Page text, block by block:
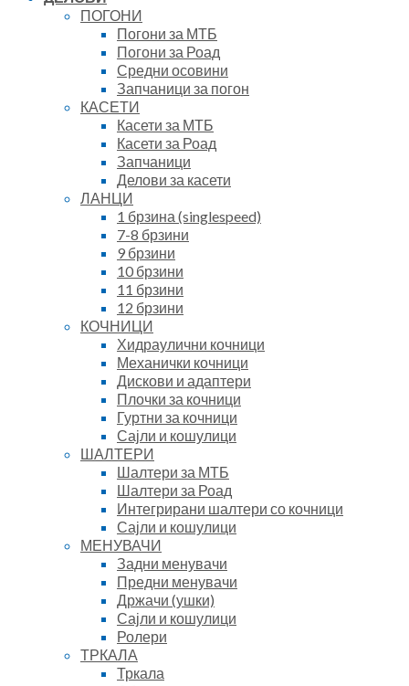
ПОГОНИ
Погони за МТБ
Погони за Роад
Средни осовини
Запчаници за погон
КАСЕТИ
Касети за МТБ
Касети за Роад
Запчаници
Делови за касети
ЛАНЦИ
1 брзина (singlespeed)
7-8 брзини
9 брзини
10 брзини
11 брзини
12 брзини
КОЧНИЦИ
Хидраулични кочници
Механички кочници
Дискови и адаптери
Плочки за кочници
Гуртни за кочници
Сајли и кошулици
ШАЛТЕРИ
Шалтери за МТБ
Шалтери за Роад
Интегрирани шалтери со кочници
Сајли и кошулици
МЕНУВАЧИ
Задни менувачи
Предни менувачи
Држачи (ушки)
Сајли и кошулици
Ролери
ТРКАЛА
Тркала